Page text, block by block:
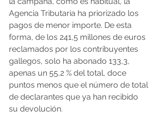
Agencia Tributaria ha priorizado los
pagos de menor importe. De esta
forma, de los 241,5 millones de euros
reclamados por los contribuyentes
gallegos, solo ha abonado 133,3,
apenas un 55,2 % del total, doce
puntos menos que el número de total
de declarantes que ya han recibido
su devolución.